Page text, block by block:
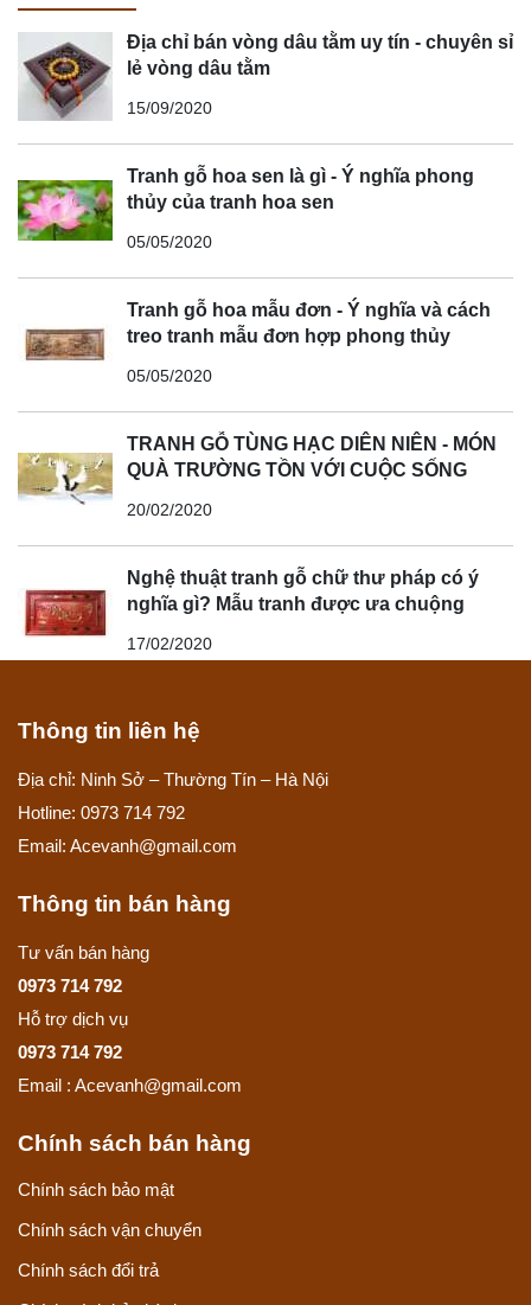
Địa chỉ bán vòng dâu tằm uy tín - chuyên sỉ
lẻ vòng dâu tằm
15/09/2020
Tranh gỗ hoa sen là gì - Ý nghĩa phong
thủy của tranh hoa sen
05/05/2020
Tranh gỗ hoa mẫu đơn - Ý nghĩa và cách
treo tranh mẫu đơn hợp phong thủy
05/05/2020
TRANH GỖ TÙNG HẠC DIÊN NIÊN - MÓN
QUÀ TRƯỜNG TỒN VỚI CUỘC SỐNG
20/02/2020
Nghệ thuật tranh gỗ chữ thư pháp có ý
nghĩa gì? Mẫu tranh được ưa chuộng
17/02/2020
Thông tin liên hệ
Địa chỉ: Ninh Sở – Thường Tín – Hà Nội
Hotline: 0973 714 792
Email: Acevanh@gmail.com
Thông tin bán hàng
Tư vấn bán hàng
0973 714 792
Hỗ trợ dịch vụ
0973 714 792
Email : Acevanh@gmail.com
Chính sách bán hàng
Chính sách bảo mật
Chính sách vận chuyển
Chính sách đổi trả